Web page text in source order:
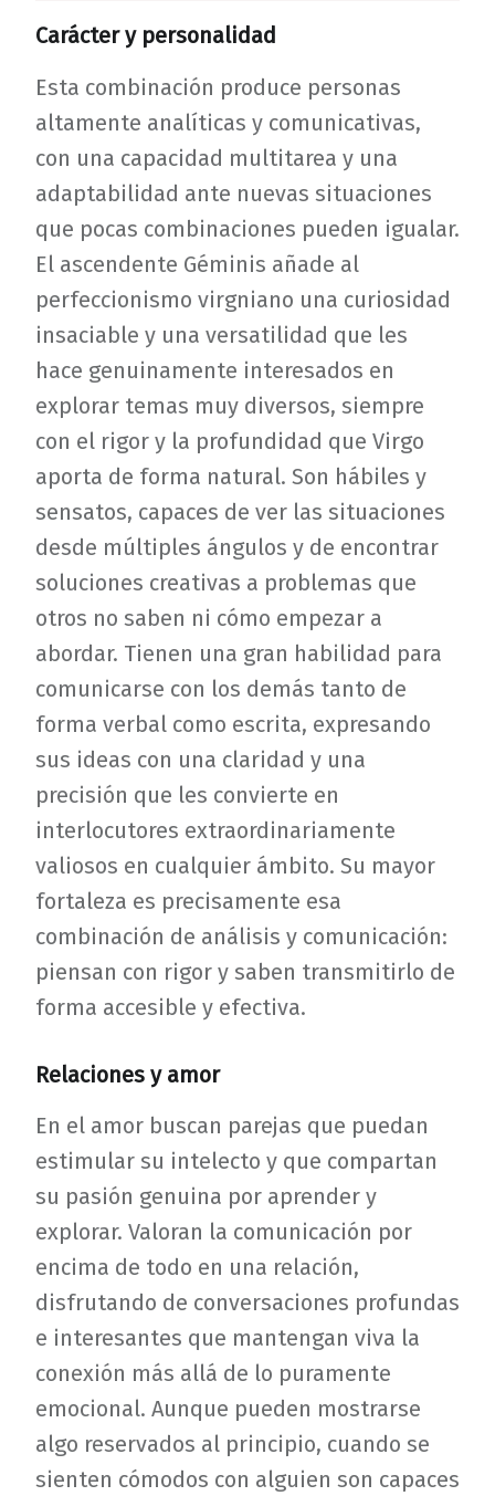
Carácter y personalidad
Esta combinación produce personas
altamente analíticas y comunicativas,
con una capacidad multitarea y una
adaptabilidad ante nuevas situaciones
que pocas combinaciones pueden igualar.
El ascendente Géminis añade al
perfeccionismo virgniano una curiosidad
insaciable y una versatilidad que les
hace genuinamente interesados en
explorar temas muy diversos, siempre
con el rigor y la profundidad que Virgo
aporta de forma natural. Son hábiles y
sensatos, capaces de ver las situaciones
desde múltiples ángulos y de encontrar
soluciones creativas a problemas que
otros no saben ni cómo empezar a
abordar. Tienen una gran habilidad para
comunicarse con los demás tanto de
forma verbal como escrita, expresando
sus ideas con una claridad y una
precisión que les convierte en
interlocutores extraordinariamente
valiosos en cualquier ámbito. Su mayor
fortaleza es precisamente esa
combinación de análisis y comunicación:
piensan con rigor y saben transmitirlo de
forma accesible y efectiva.
Relaciones y amor
En el amor buscan parejas que puedan
estimular su intelecto y que compartan
su pasión genuina por aprender y
explorar. Valoran la comunicación por
encima de todo en una relación,
disfrutando de conversaciones profundas
e interesantes que mantengan viva la
conexión más allá de lo puramente
emocional. Aunque pueden mostrarse
algo reservados al principio, cuando se
sienten cómodos con alguien son capaces